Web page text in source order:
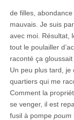
de filles,
mauvais. Je suis
avec moi. Résultat,
tout le poulailler
raconté ça gloussait
Un peu plus tard, je
quartiers qui me
Comment la
se venger, il est
fusil à pompe poum